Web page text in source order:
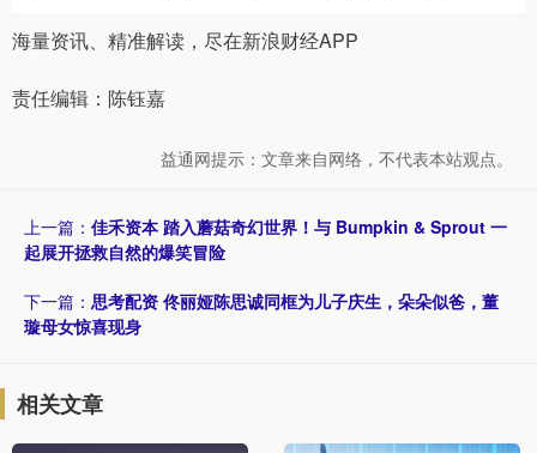
海量资讯、精准解读，尽在新浪财经APP
责任编辑：陈钰嘉
益通网提示：文章来自网络，不代表本站观点。
上一篇： 佳禾资本 踏入蘑菇奇幻世界！与 Bumpkin & Sprout 一
起展开拯救自然的爆笑冒险
下一篇： 思考配资 佟丽娅陈思诚同框为儿子庆生，朵朵似爸，董
璇母女惊喜现身
相关文章